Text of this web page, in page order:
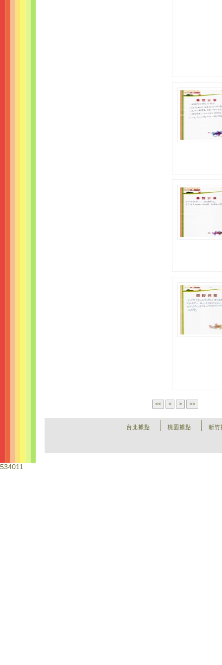
<< < > >>
新竹
桃園據點
台北據點
534011